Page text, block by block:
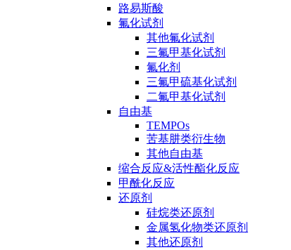
路易斯酸
氟化试剂
其他氟化试剂
三氟甲基化试剂
氟化剂
三氟甲硫基化试剂
二氟甲基化试剂
自由基
TEMPOs
苦基肼类衍生物
其他自由基
缩合反应&活性酯化反应
甲酰化反应
还原剂
硅烷类还原剂
金属氢化物类还原剂
其他还原剂